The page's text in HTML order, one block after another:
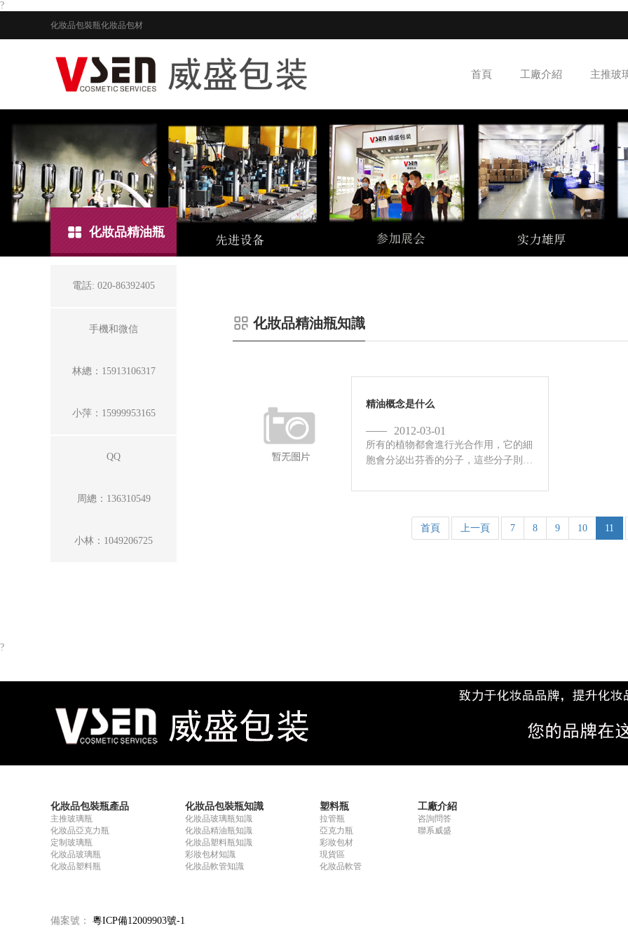
?
化妝品包裝瓶化妝品包材
首頁 工廠介紹 主推玻
化妝品精油瓶
電話: 020-86392405
手機和微信
林總：15913106317
小萍：15999953165
QQ
周總：136310549
小林：1049206725
化妝品精油瓶知識
精油概念是什么
2012-03-01
所有的植物都會進行光合作用，它的細
胞會分泌出芬香的分子，這些分子則會
上。將香囊提煉萃取后，即成為我們所
的分子結合而成。 精油非常容...
首頁 上一頁 7 8 9 10 11
?
化妝品包裝瓶產品
主推玻璃瓶
化妝品亞克力瓶
定制玻璃瓶
化妝品玻璃瓶
化妝品塑料瓶
化妝品包裝瓶知識
化妝品玻璃瓶知識
化妝品精油瓶知識
化妝品塑料瓶知識
彩妝包材知識
化妝品軟管知識
塑料瓶
拉管瓶
亞克力瓶
彩妝包材
現貨區
化妝品軟管
工廠介紹
咨詢問答
聯系威盛
備案號： 粵ICP備12009903號-1